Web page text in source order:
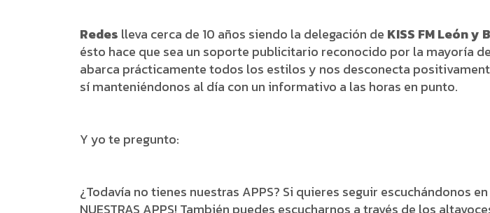
Redes lleva cerca de 10 años siendo la delegación de KISS FM León y
ésto hace que sea un soporte publicitario reconocido por la mayoría
abarca prácticamente todos los estilos y nos desconecta
sí manteniéndonos al día con un informativo a las horas en punto.
Y yo te pregunto:
¿Todavía no tienes nuestras APPS? Si quieres seguir escuchándonos
NUESTRAS APPS! También puedes escucharnos a través de los